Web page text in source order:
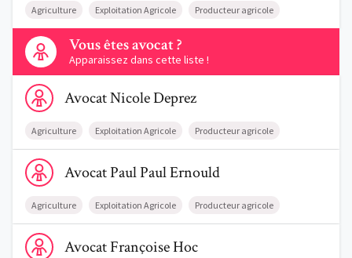
Agriculture Exploitation Agricole Producteur agricole
Vous êtes avocat ?
Apparaissez dans cette liste !
Contactez-nous
Voir le profil de AvocatNicole Deprez
AvocatNicoleDeprez
Agriculture Exploitation Agricole Producteur agricole
Voir le profil de AvocatPaul Paul Ernould
AvocatPaulPaul Ernould
Agriculture Exploitation Agricole Producteur agricole
Voir le profil de AvocatFrançoise Hoc
AvocatFrançoiseHoc